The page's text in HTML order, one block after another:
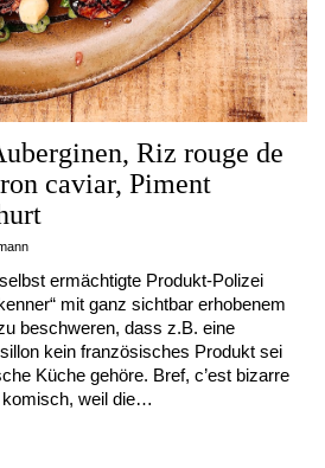
Riz rouge de
caviar, Piment
ermächtigte Produkt-Polizei
mit ganz sichtbar erhobenem
beschweren, dass z.B. eine
kein französisches Produkt sei
Küche gehöre. Bref, c’est bizarre
weil die…